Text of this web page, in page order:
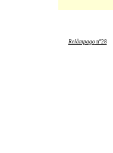
Relâmpagonº28